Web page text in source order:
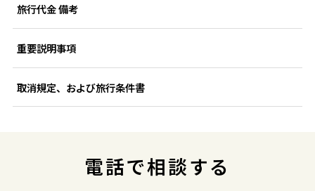
旅行代金 備考
重要説明事項
取消規定、および旅行条件書
電話で相談する